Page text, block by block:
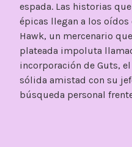
espada. Las historias
épicas llegan a los
Hawk, un mercenario
plateada impoluta
incorporación de Guts,
sólida amistad con su
búsqueda personal